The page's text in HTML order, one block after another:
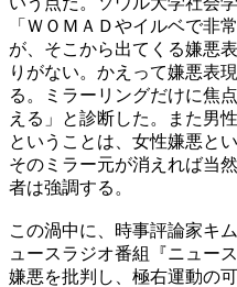
「ＷＯＭＡＤやイルベで非
が、そこから出てくる嫌悪
りがない。かえって嫌悪表
る。ミラーリングだけに焦
える」と診断した。また男
ということは、女性嫌悪と
そのミラー元が消えれば当
者は強調する。
この渦中に、時事評論家キ
ュースラジオ番組『ニュー
嫌悪を批判し、極右運動の